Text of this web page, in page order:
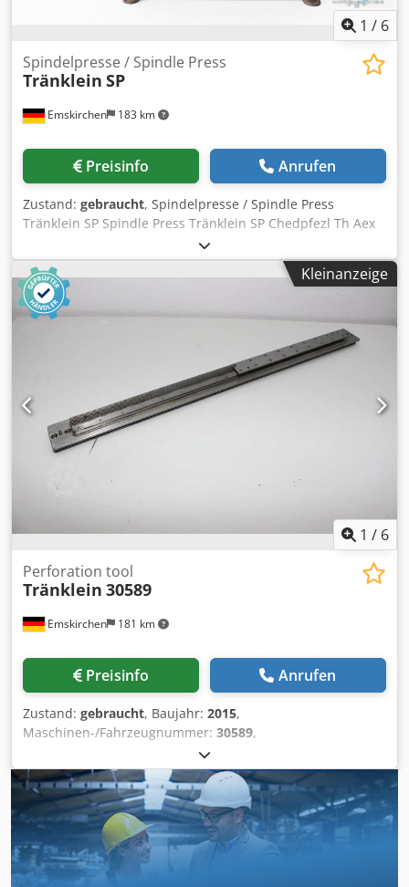
1 / 6
Emskirchen 183 km
Spindelpresse / Spindle Press
Tränklein SP
Preisinfo Anrufen
Zustand: gebraucht, Spindelpresse / Spindle Press
Tränklein SP Spindle Press Tränklein SP Chedpfezl Th Aex
Ap Aea Online-Video-Inspection by WhatsApp - MS Zoom -
Telegram On Stock Emskirchen/Nürnberg - Available
Immediately - Can be test
Kleinanzeige
1 / 6
Emskirchen 181 km
Perforation tool
Tränklein 30589
Preisinfo Anrufen
Zustand: gebraucht, Baujahr: 2015,
Maschinen-/Fahrzeugnummer: 30589,
Perforationswerkzeug - Perforation tool Tränklein
30589Year 2015 - Serial-No. 30589 Chjdpsh Ax Dvjfx Ap Aea
Online-Video-Inspection by Skype-Video We would be very
pleased with your visit - more machines on Stock Available
Immediately - Can be inspect On Stock Emskirchen /
Nürnberg - Can be test